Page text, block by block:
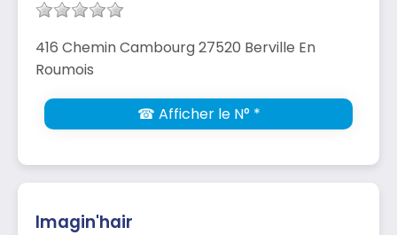
416 Chemin Cambourg 27520 Berville En
Roumois
☎ Afficher le N° *
Imagin'hair